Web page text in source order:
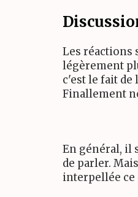
Les réactions
légèrement
c'est le fait
Finallement
En général, il
de parler.
interpellée ce